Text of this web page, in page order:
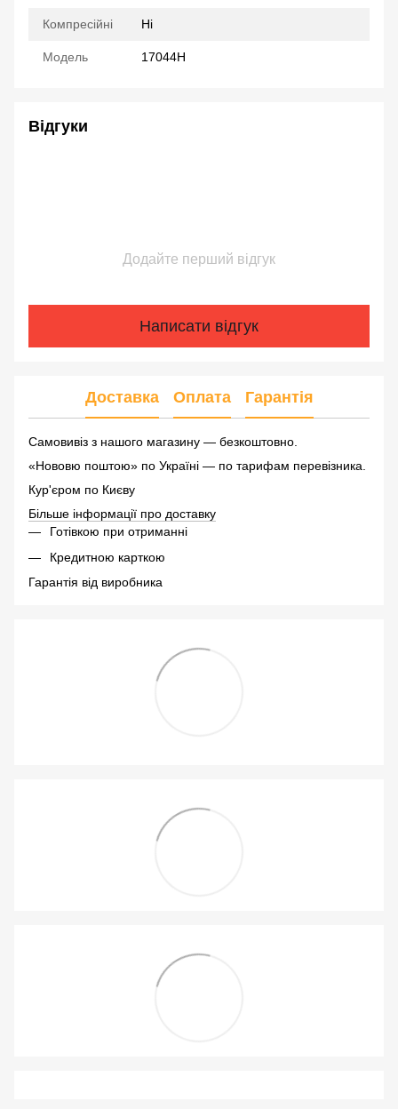
Компресійні Ні
Модель 17044H
Відгуки
Додайте перший відгук
Написати відгук
Доставка Оплата Гарантія
Самовивіз з нашого магазину — безкоштовно.
«Нововю поштою» по Україні — по тарифам перевізника.
Кур'єром по Києву
Більше інформації про доставку
Готівкою при отриманні
Кредитною карткою
Гарантія від виробника